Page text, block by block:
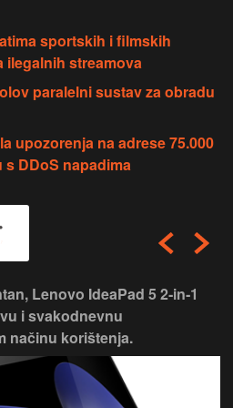
sportskih i filmskih
ilegalnih streamova
paralelni sustav za obradu
upozorenja na adrese 75.000
DDoS napadima
Lenovo IdeaPad 5 2‑in‑1
i svakodnevnu
načinu korištenja.